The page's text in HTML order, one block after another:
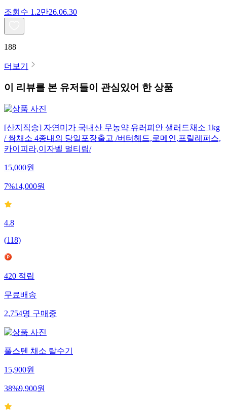
조회수 1.2만26.06.30
188
더보기
이 리뷰를 본 유저들이 관심있어 한 상품
[산지직송] 자연미가 국내산 무농약 유러피안 샐러드채소 1kg
/ 쌈채소 4종내외 당일포장출고 /버터헤드,로메인,프릴레퍼스,
카이피라,이자벨 멀티립/
15,000원
7%14,000원
4.8
(118)
420 적립
무료배송
2,754명 구매중
풀스텐 채소 탈수기
15,900원
38%9,900원